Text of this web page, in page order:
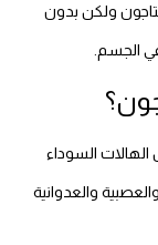
ولكن بدون
الجسم.
السوداء
والعدوانية